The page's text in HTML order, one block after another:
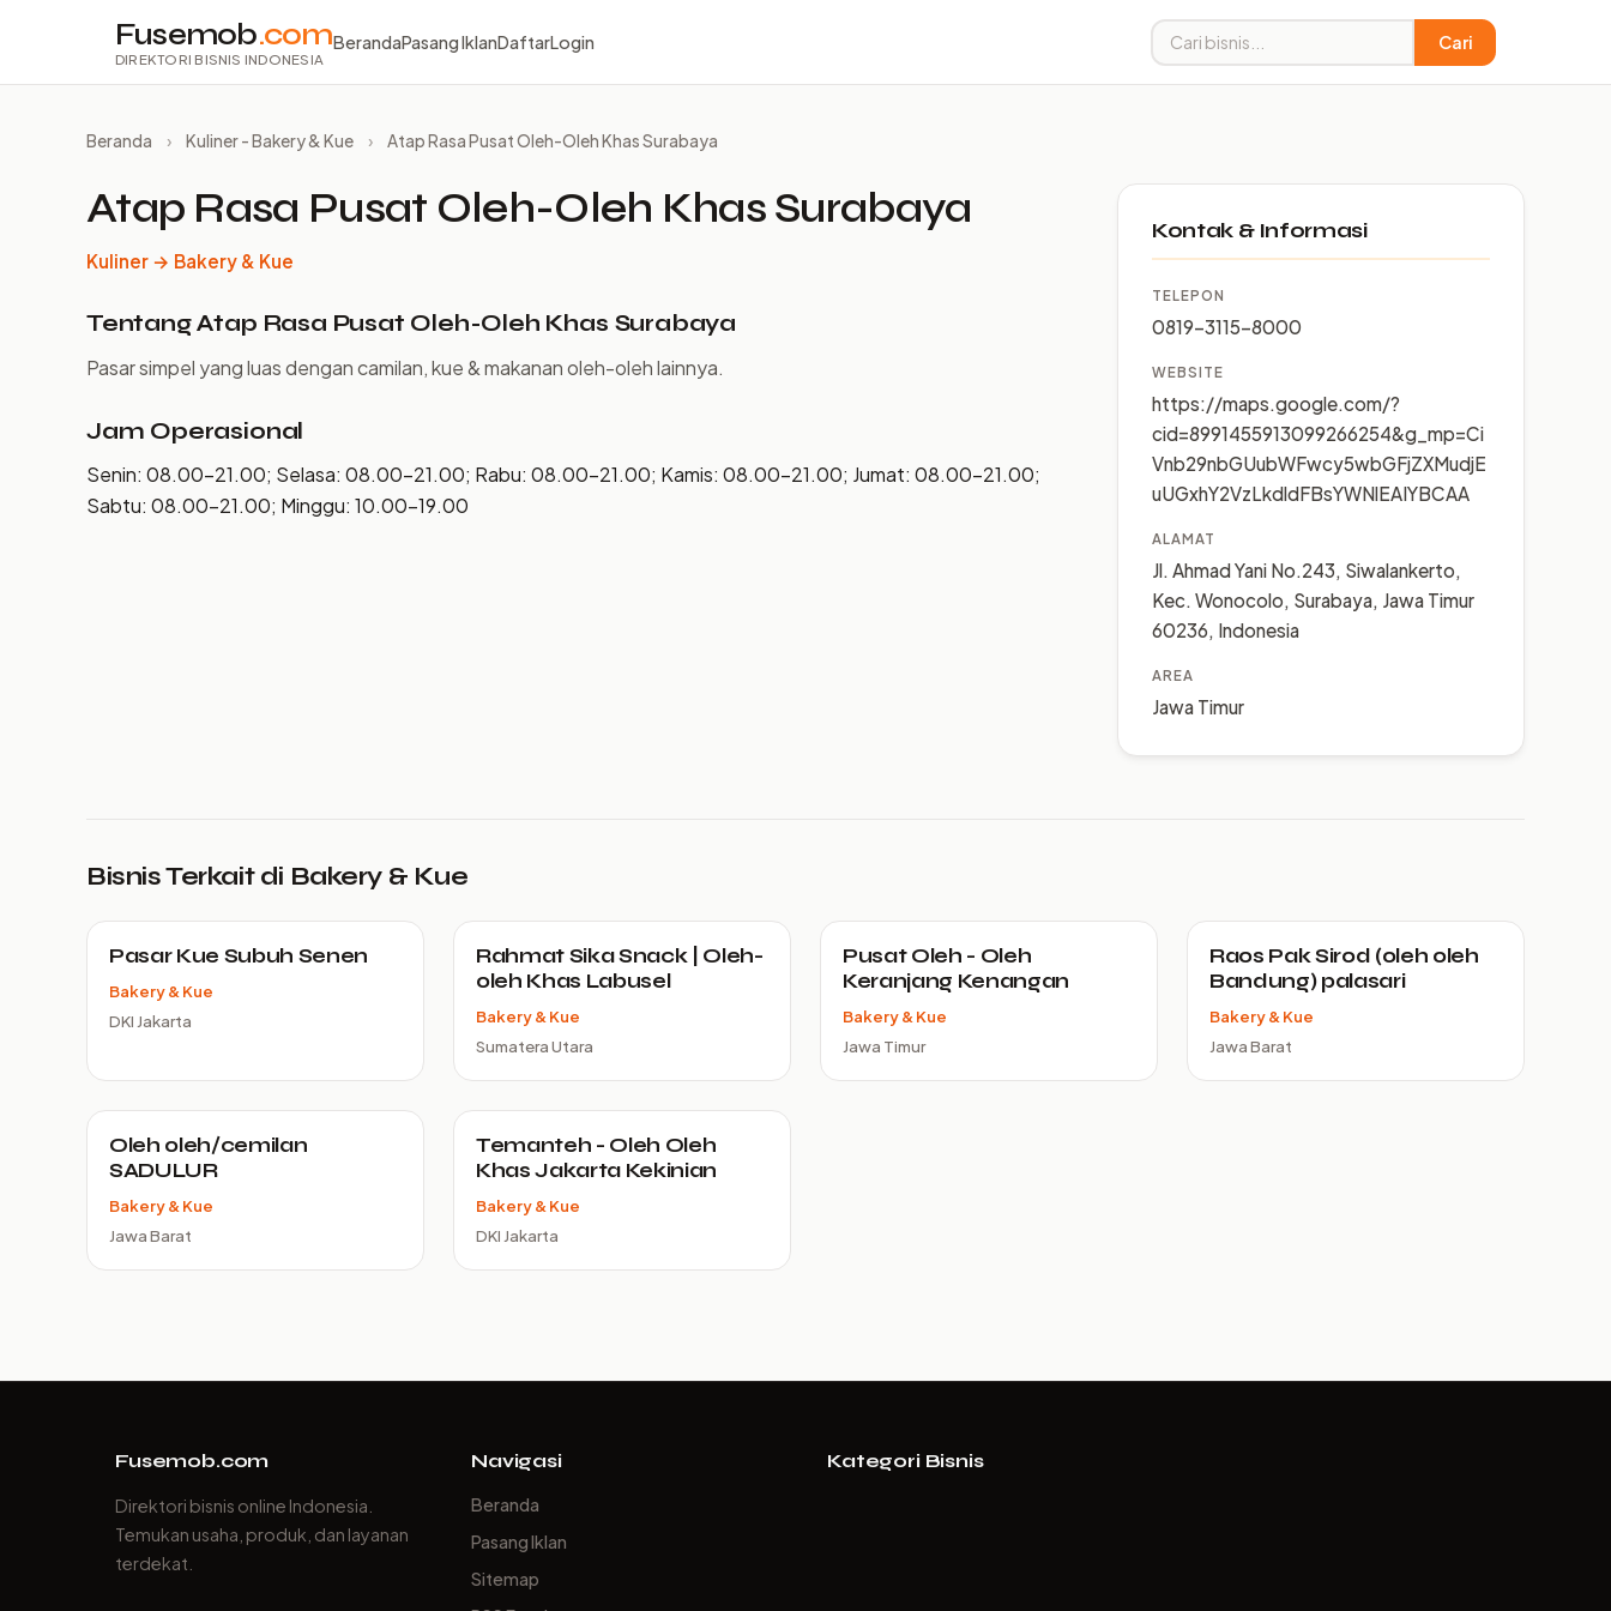
Fusemob.com
DIREKTORI BISNIS INDONESIA
BerandaPasang IklanDaftarLogin Cari
Beranda › Kuliner - Bakery & Kue › Atap Rasa Pusat Oleh-Oleh Khas Surabaya
Atap Rasa Pusat Oleh-Oleh Khas Surabaya
Kuliner → Bakery & Kue
Tentang Atap Rasa Pusat Oleh-Oleh Khas Surabaya
Pasar simpel yang luas dengan camilan, kue & makanan oleh-oleh lainnya.
Jam Operasional
Senin: 08.00–21.00; Selasa: 08.00–21.00; Rabu: 08.00–21.00; Kamis: 08.00–21.00; Jumat: 08.00–21.00;
Sabtu: 08.00–21.00; Minggu: 10.00–19.00
Kontak & Informasi
TELEPON
0819-3115-8000
WEBSITE
https://maps.google.com/?
cid=8991455913099266254&g_mp=Ci
Vnb29nbGUubWFwcy5wbGFjZXMudjE
uUGxhY2VzLkdldFBsYWNlEAIYBCAA
ALAMAT
Jl. Ahmad Yani No.243, Siwalankerto,
Kec. Wonocolo, Surabaya, Jawa Timur
60236, Indonesia
AREA
Jawa Timur
Bisnis Terkait di Bakery & Kue
Pasar Kue Subuh Senen
Bakery & Kue
DKI Jakarta
Rahmat Sika Snack | Oleh-
oleh Khas Labusel
Bakery & Kue
Sumatera Utara
Pusat Oleh - Oleh
Keranjang Kenangan
Bakery & Kue
Jawa Timur
Raos Pak Sirod (oleh oleh
Bandung) palasari
Bakery & Kue
Jawa Barat
Oleh oleh/cemilan
SADULUR
Bakery & Kue
Jawa Barat
Temanteh - Oleh Oleh
Khas Jakarta Kekinian
Bakery & Kue
DKI Jakarta
Fusemob.com
Direktori bisnis online Indonesia.
Temukan usaha, produk, dan layanan
terdekat.
Navigasi
Beranda
Pasang Iklan
Sitemap
Kategori Bisnis